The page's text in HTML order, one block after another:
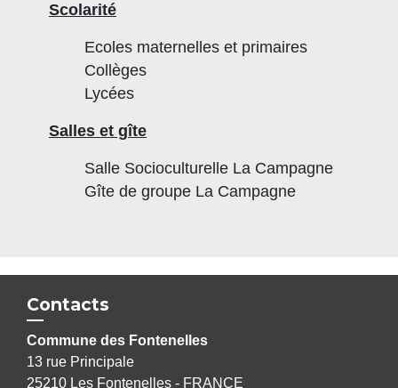
Scolarité
Ecoles maternelles et primaires
Collèges
Lycées
Salles et gîte
Salle Socioculturelle La Campagne
Gîte de groupe La Campagne
Contacts
Commune des Fontenelles
13 rue Principale
25210 Les Fontenelles - FRANCE